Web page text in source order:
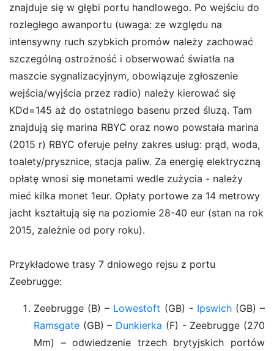
znajduje się w głębi portu handlowego. Po wejściu do
rozległego awanportu (uwaga: ze względu na
intensywny ruch szybkich promów należy zachować
szczególną ostrożność i obserwować światła na
maszcie sygnalizacyjnym, obowiązuje zgłoszenie
wejścia/wyjścia przez radio) należy kierować się
KDd=145 aż do ostatniego basenu przed śluzą. Tam
znajdują się marina RBYC oraz nowo powstała marina
(2015 r) RBYC oferuje pełny zakres usług: prąd, woda,
toalety/prysznice, stacja paliw. Za energię elektryczną
opłatę wnosi się monetami wedle zużycia - należy
mieć kilka monet 1eur. Opłaty portowe za 14 metrowy
jacht kształtują się na poziomie 28-40 eur (stan na rok
2015, zależnie od pory roku).
Przykładowe trasy 7 dniowego rejsu z portu
Zeebrugge:
Zeebrugge (B) – Lowestoft (GB) - Ipswich(GB) –
Ramsgate (GB) – Dunkierka (F) - Zeebrugge (270
Mm) – odwiedzenie trzech brytyjskich portów